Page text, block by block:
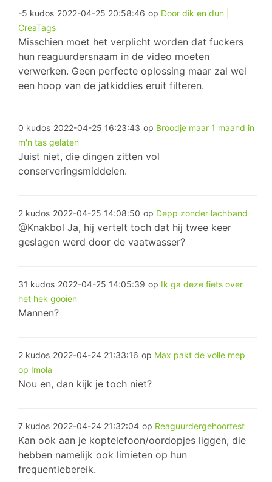
-5 kudos 2022-04-25 20:58:46 op Door dik en dun |
CreaTags
Misschien moet het verplicht worden dat fuckers
hun reaguurdersnaam in de video moeten
verwerken. Geen perfecte oplossing maar zal wel
een hoop van de jatkiddies eruit filteren.
0 kudos 2022-04-25 16:23:43 op Broodje maar 1 maand in
m'n tas gelaten
Juist niet, die dingen zitten vol
conserveringsmiddelen.
2 kudos 2022-04-25 14:08:50 op Depp zonder lachband
@Knakbol Ja, hij vertelt toch dat hij twee keer
geslagen werd door de vaatwasser?
31 kudos 2022-04-25 14:05:39 op Ik ga deze fiets over
het hek gooien
Mannen?
2 kudos 2022-04-24 21:33:16 op Max pakt de volle mep
op Imola
Nou en, dan kijk je toch niet?
7 kudos 2022-04-24 21:32:04 op Reaguurdergehoortest
Kan ook aan je koptelefoon/oordopjes liggen, die
hebben namelijk ook limieten op hun
frequentiebereik.